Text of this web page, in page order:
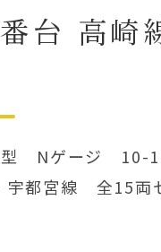
台 高崎
型 Nゲージ
都宮線 全15両